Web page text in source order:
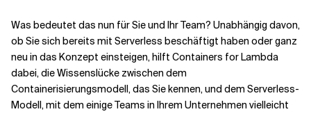
Was bedeutet das nun für Sie und Ihr Team? Unabhängig davon,
ob Sie sich bereits mit Serverless beschäftigt haben oder ganz
neu in das Konzept einsteigen, hilft Containers for Lambda
dabei, die Wissenslücke zwischen dem
Containerisierungsmodell, das Sie kennen, und dem Serverless-
Modell, mit dem einige Teams in Ihrem Unternehmen vielleicht